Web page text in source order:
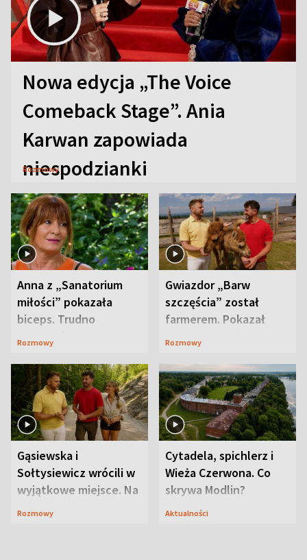
Nowa edycja „The Voice
Comeback Stage”. Ania
Karwan zapowiada
niespodzianki
Rozmowy
Anna z „Sanatorium
miłości” pokazała
biceps. Trudno
uwierzyć, co przeszła
Rozmowy
Gwiazdor „Barw
szczęścia” został
farmerem. Pokazał
swoje niezwykłe
Rozmowy
Gąsiewska i
Sołtysiewicz wrócili w
wyjątkowe miejsce. Na
szlaku czekał
Rozmowy
Cytadela, spichlerz i
Wieża Czerwona. Co
skrywa Modlin?
Aktualności